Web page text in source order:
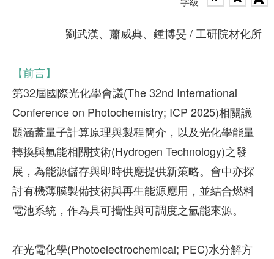
劉武漢、蕭威典、鍾博旻 / 工研院材化所
【前言】
第32屆國際光化學會議(The 32nd International
Conference on Photochemistry; ICP 2025)相關議
題涵蓋量子計算原理與製程簡介，以及光化學能量
轉換與氫能相關技術(Hydrogen Technology)之發
展，為能源儲存與即時供應提供新策略。會中亦探
討有機薄膜製備技術與再生能源應用，並結合燃料
電池系統，作為具可攜性與可調度之氫能來源。
在光電化學(Photoelectrochemical; PEC)水分解方